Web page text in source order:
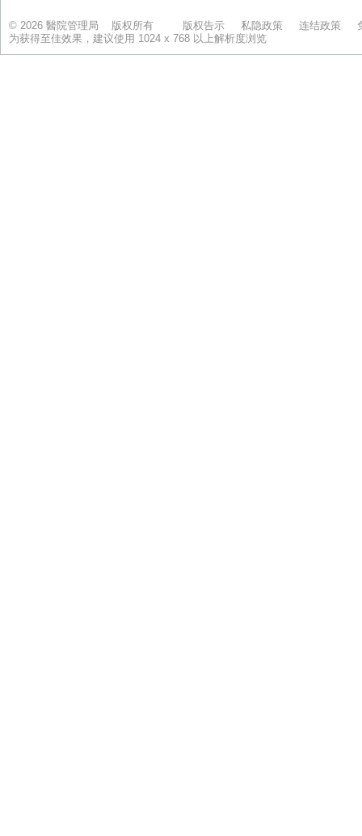
© 2026 醫院管理局 版权所有 版权告示 私隐政策 连结政策
为获得至佳效果，建议使用 1024 x 768 以上解析度浏览